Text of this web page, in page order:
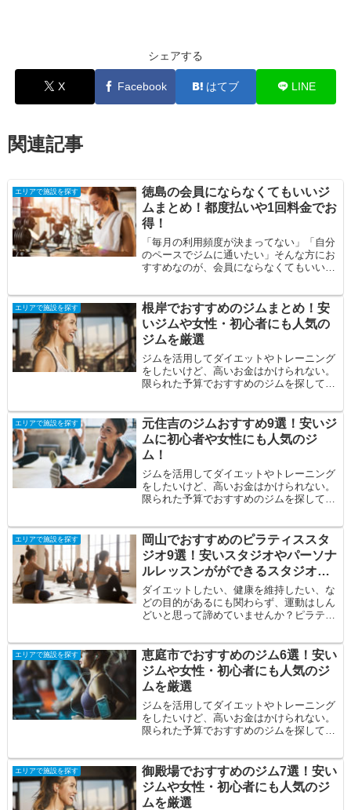
シェアする
X Facebook はてブ LINE
関連記事
エリアで施設を探す
徳島の会員にならなくてもいいジ
ムまとめ！都度払いや1回料金でお
得！
「毎月の利用頻度が決まってない」「自分
のペースでジムに通いたい」そんな方にお
すすめなのが、会員にならなくてもいい都
にならな...
エリアで施設を探す
根岸でおすすめのジムまとめ！安
いジムや女性・初心者にも人気の
ジムを厳選
ジムを活用してダイエットやトレーニング
をしたいけど、高いお金はかけられない。
限られた予算でおすすめのジムを探してい
エリアで施設を探す
元住吉のジムおすすめ9選！安いジ
ムに初心者や女性にも人気のジ
ム！
ジムを活用してダイエットやトレーニング
をしたいけど、高いお金はかけられない。
限られた予算でおすすめのジムを探してい
元住吉駅...
エリアで施設を探す
岡山でおすすめのピラティススタ
ジオ9選！安いスタジオやパーソナ
ルレッスンがができるスタジオを
厳選
ダイエットしたい、健康を維持したい、な
どの目的があるにも関わらず、運動はしん
どいと思って諦めていませんか？ピラティ
エリアで施設を探す
恵庭市でおすすめのジム6選！安い
ジムや女性・初心者にも人気のジ
ムを厳選
ジムを活用してダイエットやトレーニング
をしたいけど、高いお金はかけられない。
限られた予算でおすすめのジムを探してい
方の悩み...
エリアで施設を探す
御殿場でおすすめのジム7選！安い
ジムや女性・初心者にも人気のジ
ムを厳選